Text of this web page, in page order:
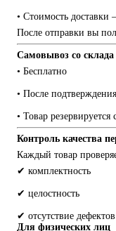
• Стоимость
После отправки вы
Самовывоз со склада
• Бесплатно
• После
• Товар резервируется
Контроль качества
Каждый товар
✔ комплектность
✔ целостность
✔ отсутствие дефектов
Для физических лиц